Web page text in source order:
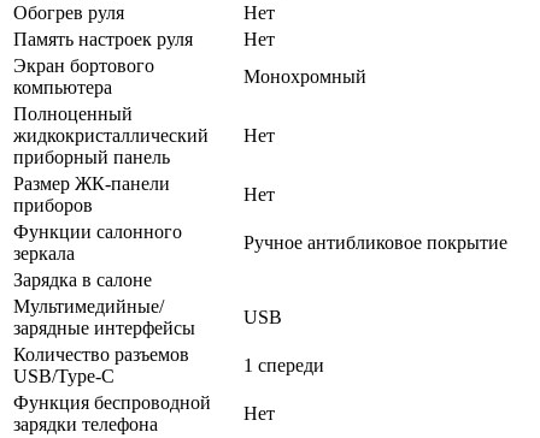
Обогрев руля
Нет
Память настроек руля
Нет
Экран бортового
компьютера
Монохромный
Полноценный
жидкокристаллический
приборный панель
Нет
Размер ЖК-панели
приборов
Нет
Функции салонного
зеркала
Ручное антибликовое покрытие
Зарядка в салоне
Мультимедийные/
зарядные интерфейсы
USB
Количество разъемов
USB/Type-C
1 спереди
Функция беспроводной
зарядки телефона
Нет